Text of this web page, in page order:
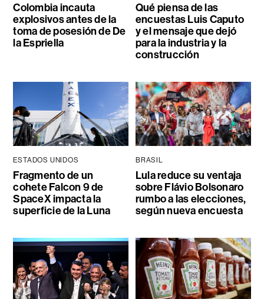
Colombia incauta
explosivos antes de la
toma de posesión de De
la Espriella
Qué piensa de las
encuestas Luis Caputo
y el mensaje que dejó
para la industria y la
construcción
ESTADOS UNIDOS
Fragmento de un
cohete Falcon 9 de
SpaceX impacta la
superficie de la Luna
BRASIL
Lula reduce su ventaja
sobre Flávio Bolsonaro
rumbo a las elecciones,
según nueva encuesta